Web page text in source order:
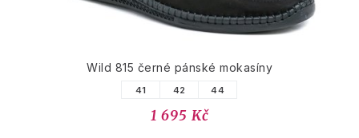
Wild 815 černé pánské mokasíny
41 42 44
1 695 Kč